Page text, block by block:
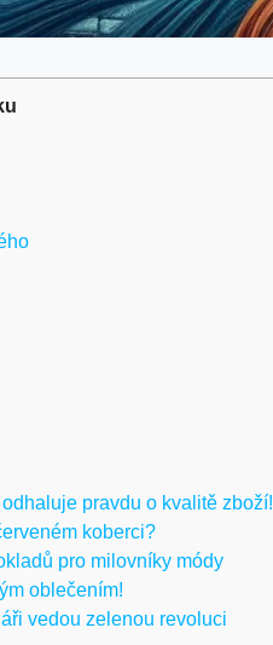
pravdu o kvalitě zboží!
koberci?
pro milovníky módy
oblečením!
vedou zelenou revoluci